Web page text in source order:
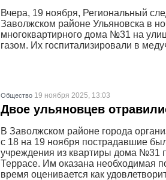
Вчера, 19 ноября, Региональный
Заволжском районе Ульяновска в
многоквартирного дома №31 на
газом. Их госпитализировали в
Общество 19 ноября 2025, 13:03
Двое ульяновцев
В Заволжском районе города
с 18 на 19 ноября пострадавшие
учреждения из квартиры дома №31
Террасе. Им оказана необходимая
время оценивается как